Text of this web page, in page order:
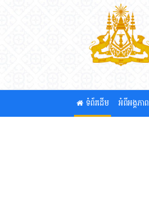
ទំព័រដើម អំពីអង្គភាព